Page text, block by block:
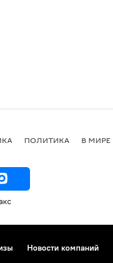
ПОЛИТИКА В МИРЕ
Новости компаний